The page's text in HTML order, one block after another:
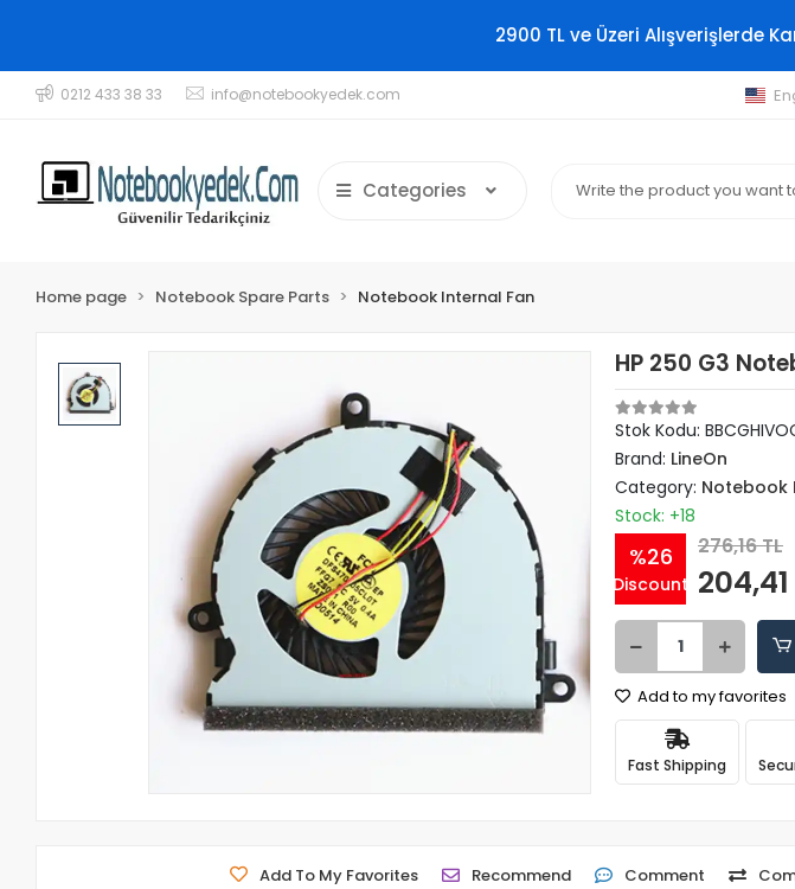
2900 TL ve Üzeri Alışverişlerde
0212 433 38 33 info@notebookyedek.com
Categories
Home page Notebook Spare Parts Notebook Internal Fan
HP 250 G3
Stok Kodu:
Brand: LineOn
Category: Notebook
Stock: +18
%26
Discount
276,16 TL
204,41
Add to my favorites
Fast Shipping
Add To My Favorites Recommend Comment